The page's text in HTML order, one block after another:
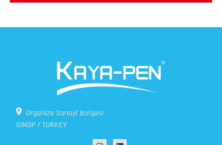
Organize Sanayi Bolgesi
SINOP / TURKEY